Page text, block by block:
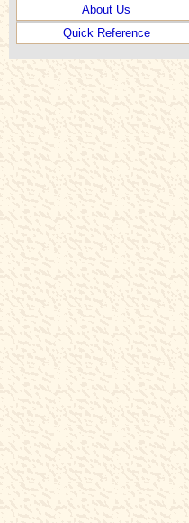
About Us
Quick Reference